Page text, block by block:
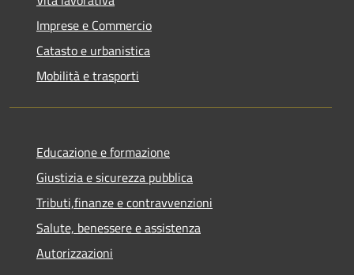
Imprese e Commercio
Catasto e urbanistica
Mobilità e trasporti
Educazione e formazione
Giustizia e sicurezza pubblica
Tributi,finanze e contravvenzioni
Salute, benessere e assistenza
Autorizzazioni